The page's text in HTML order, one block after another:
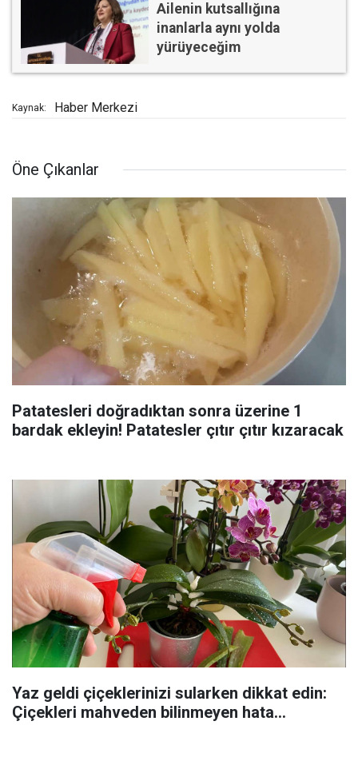
Ailenin kutsallığına
inanlarla aynı yolda
yürüyeceğim
Kaynak: Haber Merkezi
Öne Çıkanlar
Patatesleri doğradıktan sonra üzerine 1
bardak ekleyin! Patatesler çıtır çıtır kızaracak
Yaz geldi çiçeklerinizi sularken dikkat edin:
Çiçekleri mahveden bilinmeyen hata...